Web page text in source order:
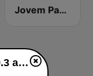
Jovem Pan FM Aracaju
Rádio FM Princesa 99.3 ao vivo